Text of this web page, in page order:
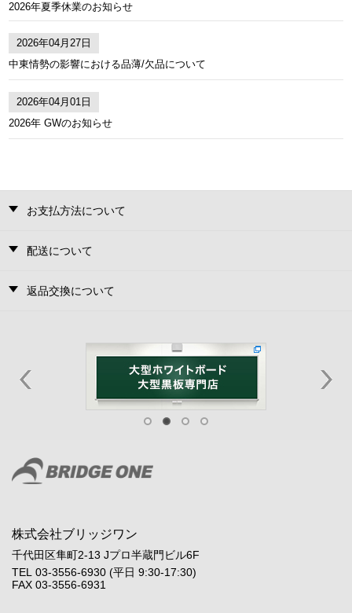
2026年夏季休業のお知らせ
2026年04月27日
中東情勢の影響における品薄/欠品について
2026年04月01日
2026年 GWのお知らせ
お支払方法について
配送について
返品交換について
株式会社ブリッジワン
千代田区隼町2-13 Jプロ半蔵門ビル6F
TEL 03-3556-6930 (平日 9:30-17:30)
FAX 03-3556-6931